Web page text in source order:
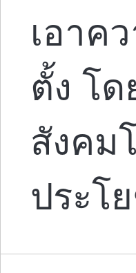
เอาค
ตั้ง โ
สังคม
ประโ